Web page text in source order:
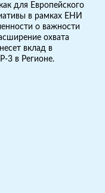
для Европейского
в рамках ЕНИ
о важности
охвата
вклад в
3 в Регионе.